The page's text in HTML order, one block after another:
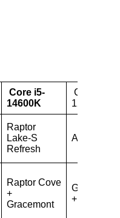
Core i5-
14600K
Core i7-
12700
Raptor
Lake-S
Refresh
Alder
Raptor Cove
+
Gracemont
Golden
+